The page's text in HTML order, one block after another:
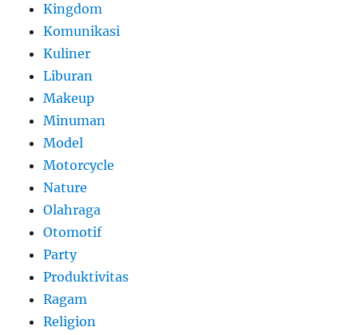
Kingdom
Komunikasi
Kuliner
Liburan
Makeup
Minuman
Model
Motorcycle
Nature
Olahraga
Otomotif
Party
Produktivitas
Ragam
Religion